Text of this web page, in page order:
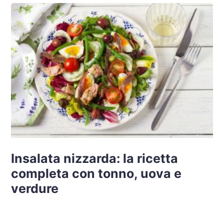
Insalata nizzarda: la ricetta
completa con tonno, uova e
verdure